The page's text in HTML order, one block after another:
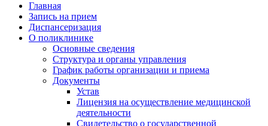
Главная
Запись на прием
Диспансеризация
О поликлинике
Основные сведения
Структура и органы управления
График работы организации и приема
Документы
Устав
Лицензия на осуществление медицинской
деятельности
Свидетельство о государственной